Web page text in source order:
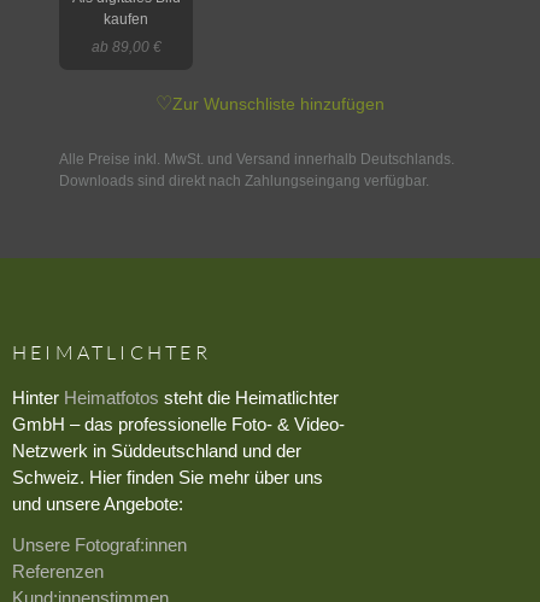
kaufen
ab 89,00 €
♡Zur Wunschliste hinzufügen
Alle Preise inkl. MwSt. und Versand innerhalb Deutschlands.
Downloads sind direkt nach Zahlungseingang verfügbar.
HEIMATLICHTER
Hinter Heimatfotos steht die Heimatlichter
GmbH – das professionelle Foto- & Video-
Netzwerk in Süddeutschland und der
Schweiz. Hier finden Sie mehr über uns
und unsere Angebote:
Unsere Fotograf:innen
Referenzen
Kund:innenstimmen